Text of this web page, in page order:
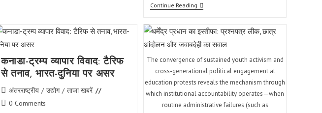
जुर्माना
जानिए
Continue Readingरयान
में
Ghost
Rider,
लेवी
की
निर्देशकी,
2028
रिलीज़
कनाडा-ट्रम्प व्यापार विवाद: टैरिफ
से तनाव, भारत-दुनिया पर असर
Post
category:
अंतरराष्ट्रीय / उद्योग / ताजा खबरें
Post0 Comments
The convergence of sustained youth activism and
cross-generational political engagement at
education protests reveals the mechanism through
which institutional accountability operates—when
routine administrative failures (such as